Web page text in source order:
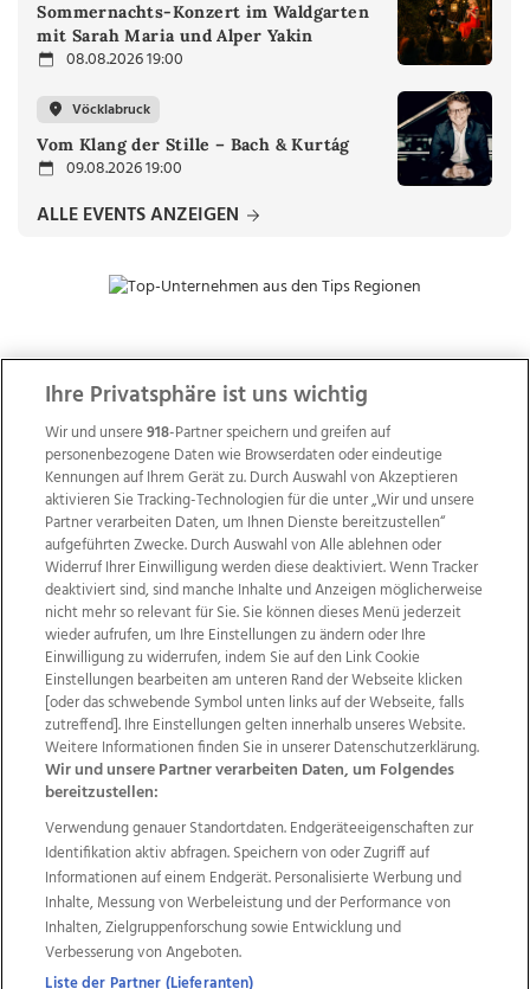
Sommernachts-Konzert im Waldgarten
mit Sarah Maria und Alper Yakin
08.08.2026 19:00
Vöcklabruck
Vom Klang der Stille – Bach & Kurtág
09.08.2026 19:00
ALLE EVENTS ANZEIGEN
ZUR NACHRICHTENÜBERSICHT
Wir über uns Mediadaten Kontakt
Jobs
Datenschutz
Impressum
AGB Anzeigekunden
AGB Website
Ehrenkodex Politische Werbung
Weitere Angebote des Medienhauses Wimmer
TV1 di-mog-i.at OÖNow
Ischler Woche
Life Radio
OÖNachrichten
OÖN Immobilien
OÖN Karriere
OÖN Reise
Promenaden Galerien
Regionaljobs
wasistlos.at
Ihre Privatsphäre ist uns wichtig
Wir und unsere918-Partner speichern und greifen auf
personenbezogene Daten wie Browserdaten oder eindeutige
Kennungen auf Ihrem Gerät zu. Durch Auswahl von Akzeptieren
aktivieren Sie Tracking-Technologien für die unter „Wir und unsere
Partner verarbeiten Daten, um Ihnen Dienste bereitzustellen“
aufgeführten Zwecke. Durch Auswahl von Alle ablehnen oder
Widerruf Ihrer Einwilligung werden diese deaktiviert. Wenn Tracker
deaktiviert sind, sind manche Inhalte und Anzeigen möglicherweise
nicht mehr so relevant für Sie. Sie können dieses Menü jederzeit
wieder aufrufen, um Ihre Einstellungen zu ändern oder Ihre
Einwilligung zu widerrufen, indem Sie auf den Link Cookie
Einstellungen bearbeiten am unteren Rand der Webseite klicken
[oder das schwebende Symbol unten links auf der Webseite, falls
zutreffend]. Ihre Einstellungen gelten innerhalb unseres Website.
Weitere Informationen finden Sie in unserer Datenschutzerklärung.
Wir und unsere Partner verarbeiten Daten, um Folgendes
bereitzustellen:
Verwendung genauer Standortdaten. Endgeräteeigenschaften zur
Identifikation aktiv abfragen. Speichern von oder Zugriff auf
Informationen auf einem Endgerät. Personalisierte Werbung und
Inhalte, Messung von Werbeleistung und der Performance von
Inhalten, Zielgruppenforschung sowie Entwicklung und
Verbesserung von Angeboten.
Liste der Partner (Lieferanten)